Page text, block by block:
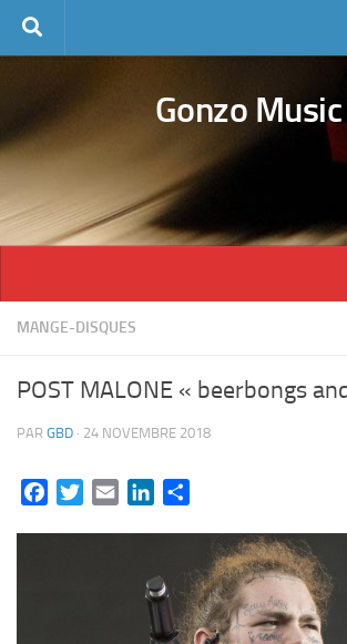
Skip to content
Gonzo Music
MANGE-DISQUES
POST MALONE « beerbongs
PAR GBD · 24 NOVEMBRE 2018
FacebookTwitterEmail LinkedIn